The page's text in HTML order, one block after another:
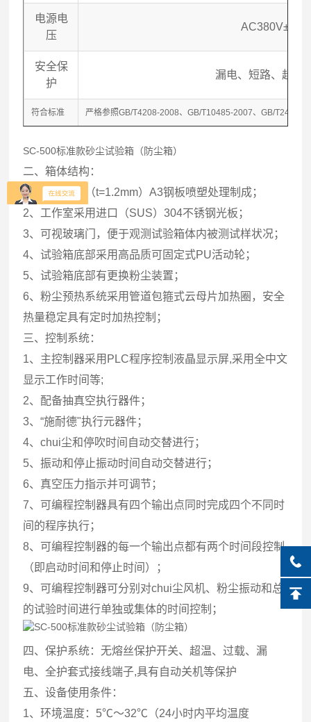
电源电
压
AC380V±10
安全保
护
漏电、短路、超温
符合标准 严格参照GB/T4208-2008、GB/T10485-2007、GB/
SC-500标准款砂尘试验箱（防尘箱）
二、箱体结构：
1、箱体采用（t=1.2mm）A3钢板喷塑处理制成；
2、工作室采用进口（SUS）304不锈钢光板；
3、可视玻璃门，便于观测试验箱体内被测试样状况；
4、试验箱底部采用高品质可固定式PU活动轮；
5、试验箱底部有更换粉尘装置；
6、粉尘预热系统采用管道包箍式云母片加热圈，安全
热量稳定具有定时加热控制；
三、控制系统：
1、主控制器采用PLC程序控制液晶显示屏,采用全中文
显示工作时间等;
2、配备抽真空执行器件；
3、“施耐德"执行元器件；
4、chui尘和停吹时间自动交替进行；
5、振动和停止振动时间自动交替进行；
6、真空压力指示并可调节；
7、可编程控制器具有四个输出点同时完成四个不同时
间的程序执行；
8、可编程控制器的每一个输出点都有两个时间段控制
（即启动时间和停止时间）；
9、可编程控制器可分别对chui尘风机、粉尘振动和总
的试验时间进行单独或集体的时间控制；
四、保护系统：无熔丝保护开关、超温、过载、漏
电、全护套式接线端子,具有自动关机等保护
五、设备使用条件：
1、环境温度：5℃～32℃（24小时内平均温度